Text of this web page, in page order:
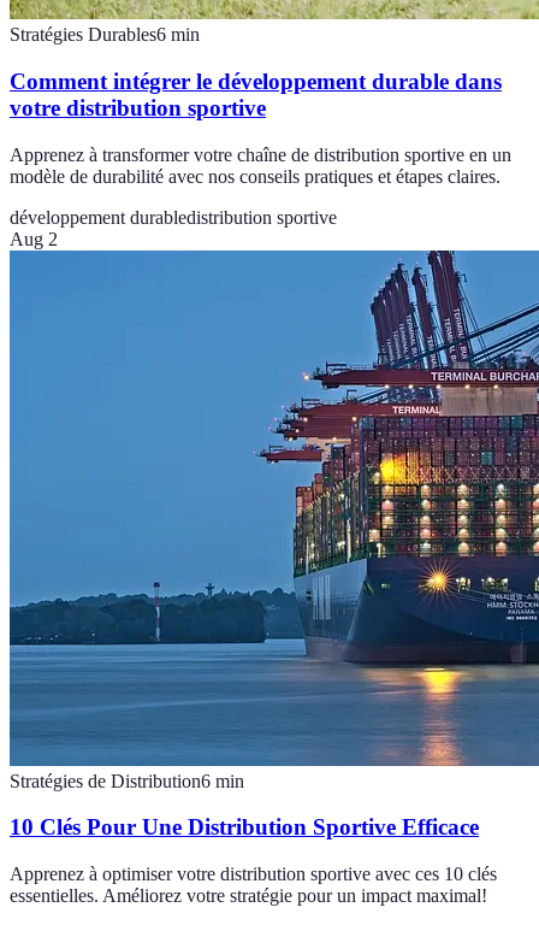
Stratégies Durables6 min
Comment intégrer le développement durable dans
votre distribution sportive
Apprenez à transformer votre chaîne de distribution sportive en un
modèle de durabilité avec nos conseils pratiques et étapes claires.
développement durabledistribution sportive
Aug 2
Stratégies de Distribution6 min
10 Clés Pour Une Distribution Sportive Efficace
Apprenez à optimiser votre distribution sportive avec ces 10 clés
essentielles. Améliorez votre stratégie pour un impact maximal!